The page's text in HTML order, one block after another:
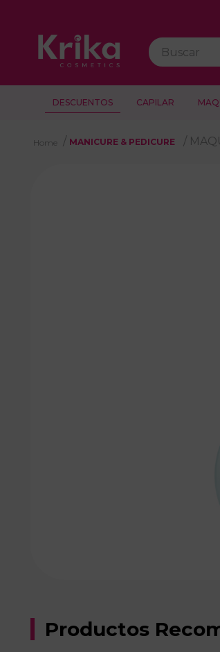
Buscar
DESCUENTOS CAPILAR
MANICURE & PEDICURE
Productos